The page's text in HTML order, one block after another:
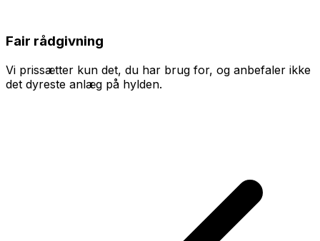
Fair rådgivning
Vi prissætter kun det, du har brug for, og anbefaler ikke
det dyreste anlæg på hylden.